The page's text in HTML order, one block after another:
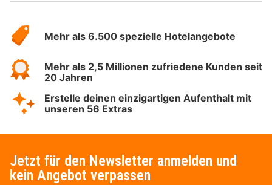
Hotelspecials
Mehr als 6.500 spezielle Hotelangebote
Mehr als 2,5 Millionen zufriedene Kunden seit
20 Jahren
Erstelle deinen einzigartigen Aufenthalt mit
unseren 56 Extras
Jetzt für den Newsletter anmelden und
kein Angebot verpassen